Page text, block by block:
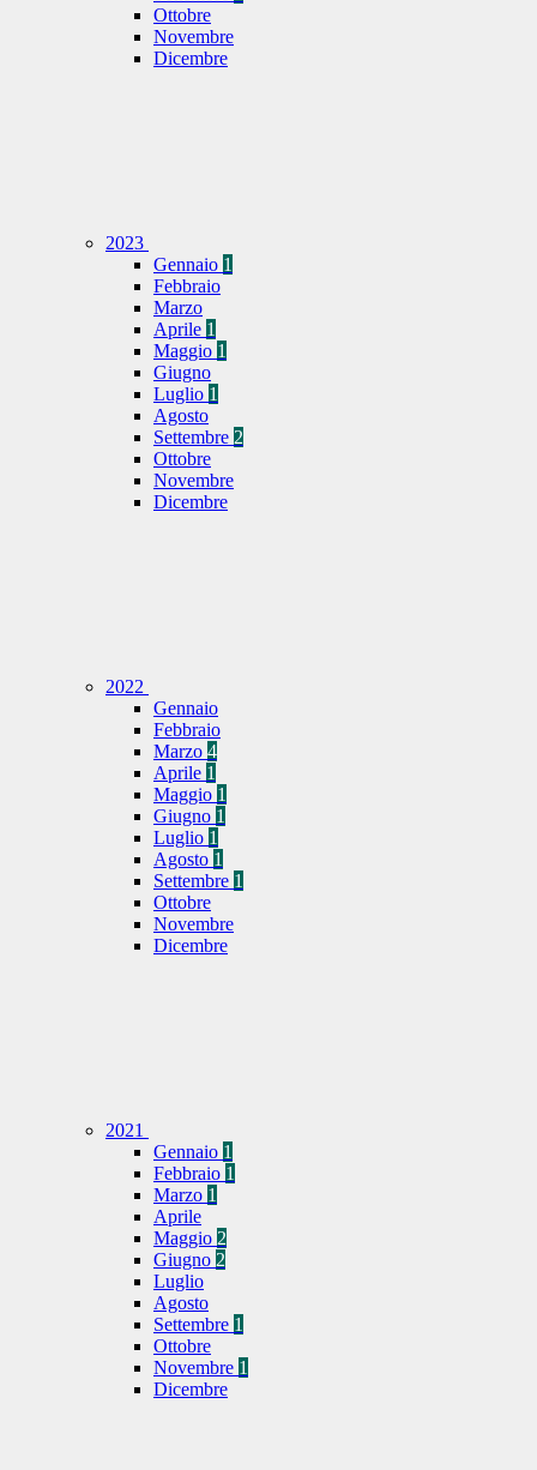
Ottobre
Novembre
Dicembre
2023
Gennaio 1
Febbraio
Marzo
Aprile 1
Maggio 1
Giugno
Luglio 1
Agosto
Settembre 2
Ottobre
Novembre
Dicembre
2022
Gennaio
Febbraio
Marzo 4
Aprile 1
Maggio 1
Giugno 1
Luglio 1
Agosto 1
Settembre 1
Ottobre
Novembre
Dicembre
2021
Gennaio 1
Febbraio 1
Marzo 1
Aprile
Maggio 2
Giugno 2
Luglio
Agosto
Settembre 1
Ottobre
Novembre 1
Dicembre